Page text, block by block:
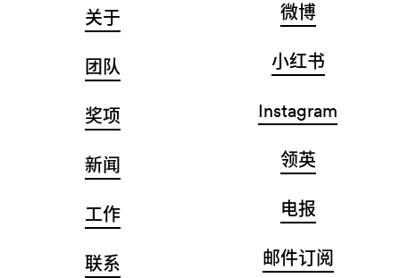
关于
团队
奖项
新闻
工作
联系
微博
小红书
Instagram
领英
电报
邮件订阅